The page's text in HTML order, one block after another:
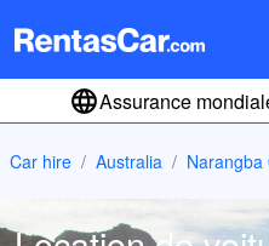
Assurance
Car hire Australia Narangba